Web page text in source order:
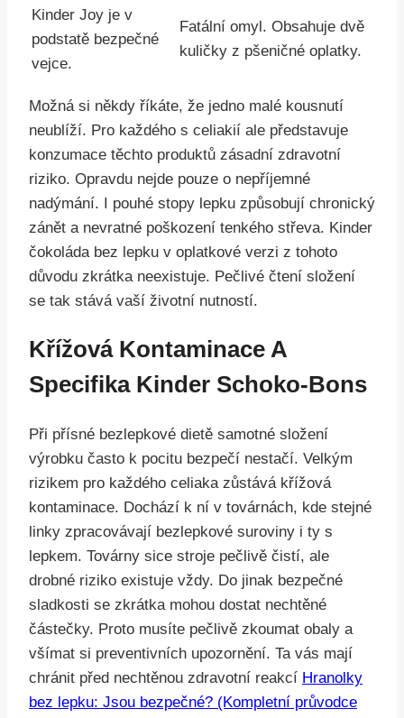
Kinder Joy je v
podstatě bezpečné
vejce.
Fatální omyl. Obsahuje dvě
kuličky z pšeničné oplatky.
Možná si někdy říkáte, že jedno malé kousnutí
neublíží. Pro každého s celiakií ale představuje
konzumace těchto produktů zásadní zdravotní
riziko. Opravdu nejde pouze o nepříjemné
nadýmání. I pouhé stopy lepku způsobují chronický
zánět a nevratné poškození tenkého střeva. Kinder
čokoláda bez lepku v oplatkové verzi z tohoto
důvodu zkrátka neexistuje. Pečlivé čtení složení
se tak stává vaší životní nutností.
Křížová Kontaminace A
Specifika Kinder Schoko-Bons
Při přísné bezlepkové dietě samotné složení
výrobku často k pocitu bezpečí nestačí. Velkým
rizikem pro každého celiaka zůstává křížová
kontaminace. Dochází k ní v továrnách, kde stejné
linky zpracovávají bezlepkové suroviny i ty s
lepkem. Továrny sice stroje pečlivě čistí, ale
drobné riziko existuje vždy. Do jinak bezpečné
sladkosti se zkrátka mohou dostat nechtěné
částečky. Proto musíte pečlivě zkoumat obaly a
všímat si preventivních upozornění. Ta vás mají
chránit před nechtěnou zdravotní reakcí Hranolky
bez lepku: Jsou bezpečné? (Kompletní průvodce